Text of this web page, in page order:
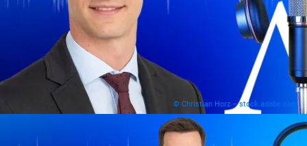
© Christian Horz – stock.adobe.com